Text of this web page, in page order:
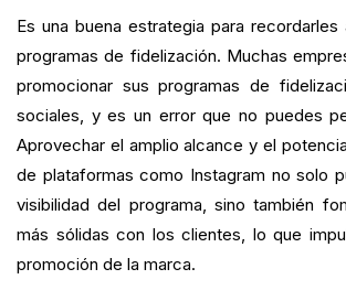
Es una buena estrategia para
programas de fidelización. Muchas
promocionar sus programas de
sociales, y es un error que no puedes
Aprovechar el amplio alcance y el
de plataformas como Instagram no solo
visibilidad del programa, sino también
más sólidas con los clientes, lo que
promoción de la marca.